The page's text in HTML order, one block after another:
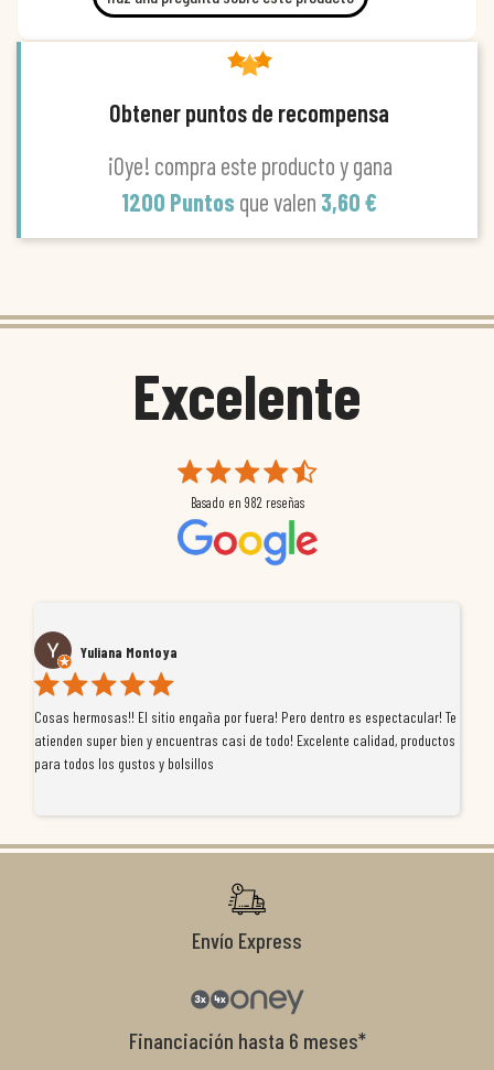
Obtener puntos de recompensa
¡Oye! compra este producto y gana
1200 Puntos que valen 3,60 €
Excelente
Basado en 982 reseñas
Yuliana Montoya
Cosas hermosas!! El sitio engaña por fuera! Pero dentro es espectacular! Te
atienden super bien y encuentras casi de todo! Excelente calidad, productos
para todos los gustos y bolsillos
Envío Express
Financiación hasta 6 meses*